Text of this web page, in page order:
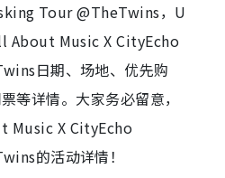
Tour @TheTwins，U
About Music X CityEcho
日期、场地、优先购
等详情。大家务必留意，
Music X CityEcho
的活动详情！